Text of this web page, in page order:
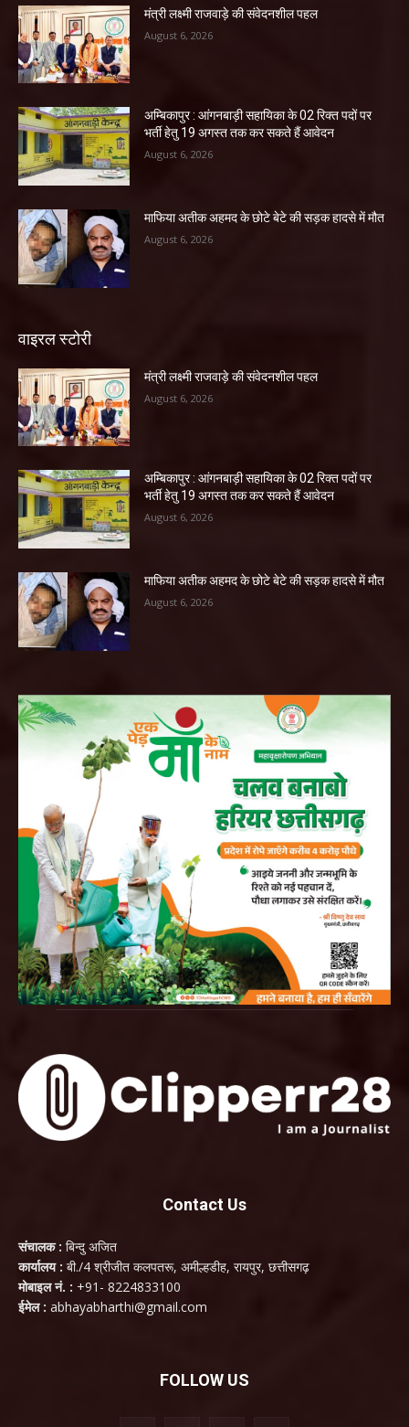
मंत्री लक्ष्मी राजवाड़े की संवेदनशील पहल
August 6, 2026
अम्बिकापुर : आंगनबाड़ी सहायिका के 02 रिक्त पदों पर
भर्ती हेतु 19 अगस्त तक कर सकते हैं आवेदन
August 6, 2026
माफिया अतीक अहमद के छोटे बेटे की सड़क हादसे में मौत
August 6, 2026
वाइरल स्टोरी
मंत्री लक्ष्मी राजवाड़े की संवेदनशील पहल
August 6, 2026
अम्बिकापुर : आंगनबाड़ी सहायिका के 02 रिक्त पदों पर
भर्ती हेतु 19 अगस्त तक कर सकते हैं आवेदन
August 6, 2026
माफिया अतीक अहमद के छोटे बेटे की सड़क हादसे में मौत
August 6, 2026
Contact Us
संचालक : बिन्दु अजित
कार्यालय : बी./4 श्रीजीत कलपतरू, अमील्हडीह, रायपुर, छत्तीसगढ़
मोबाइल नं. : +91- 8224833100
ईमेल : abhayabharthi@gmail.com
FOLLOW US